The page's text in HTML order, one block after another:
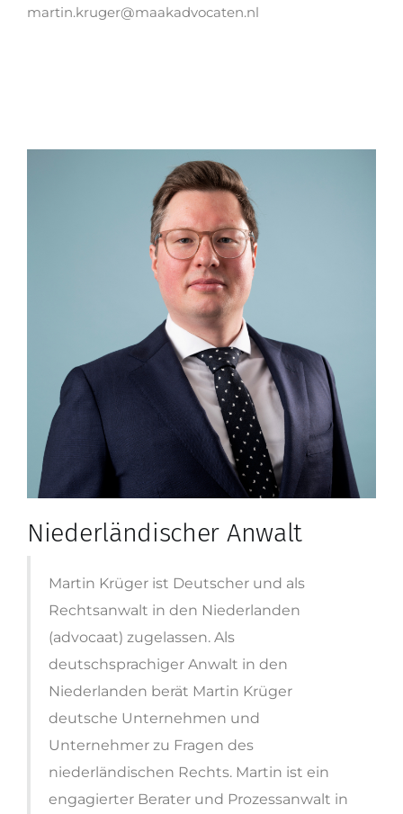
martin.kruger@maakadvocaten.nl
Niederländischer Anwalt
Martin Krüger ist Deutscher und als
Rechtsanwalt in den Niederlanden
(advocaat) zugelassen. Als
deutschsprachiger Anwalt in den
Niederlanden berät Martin Krüger
deutsche Unternehmen und
Unternehmer zu Fragen des
niederländischen Rechts. Martin ist ein
engagierter Berater und Prozessanwalt in